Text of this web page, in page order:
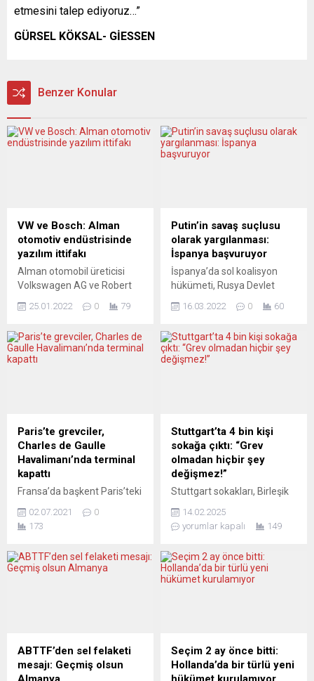
etmesini talep ediyoruz…”
GÜRSEL KÖKSAL- GİESSEN
Benzer Konular
VW ve Bosch: Alman
otomotiv endüstrisinde
yazılım ittifakı
Alman otomobil üreticisi
Volkswagen AG ve Robert
sürüş gücünü desteklemek
güçlerini birleştirdiklerini
duyurdu. Şirketlerden
(sürücülerin ellerini
direksiyondan geçici olarak
çekmeleri) devreye almak
için dünyanın en büyük
otomobil parçası tedarikçisi
Robert...
25.01.2022 0 79
Putin’in savaş suçlusu
olarak yargılanması:
İspanya başvuruyor
İspanya’da sol koalisyon
hükümeti, Rusya Devlet
Ukrayna’da savaş suçu
soruşturulması için
Uluslararası Ceza
Putin’in, Ukrayna’daki savaş
talimatlarıyla suç işleyip
işlemediğinin araştırılması
için İspanya devleti adına
UCM Savcılığına dilekçe
gönderilmesine karar verdi.
Hükümet Sözcüsü...
16.03.2022 0 60
Paris’te grevciler,
Charles de Gaulle
Havalimanı’nda terminal
kapattı
Fransa’da başkent Paris’teki
giden çalışanlar, Charles de
Gaulle Havalimanı’nda
trafiğinin aksamasına yol
açtı. Paris’teki 3
(ADP) şirketinin bazı
ikramiye ve primleri kaldıran
“iş sözleşmelerinin uyum
02.07.2021
0
173
Stuttgart’ta 4 bin kişi
sokağa çıktı: “Grev
olmadan hiçbir şey
değişmez!”
Stuttgart sokakları, Birleşik
(Ver.di) çağrısıyla greve
çıkan 4 bin kamu
yankılandı. Sosyal ve işsizlik
yardımı kurumu Jobcenter
saatlerde Alman Sendikalar
Birliği (DGB) binası önünde
toplandı. Grev yardımlarını
14.02.2025
yorumlar kapalı
149
ABTTF’den sel felaketi
mesajı: Geçmiş olsun
Seçim 2 ay önce bitti:
Hollanda’da bir türlü yeni